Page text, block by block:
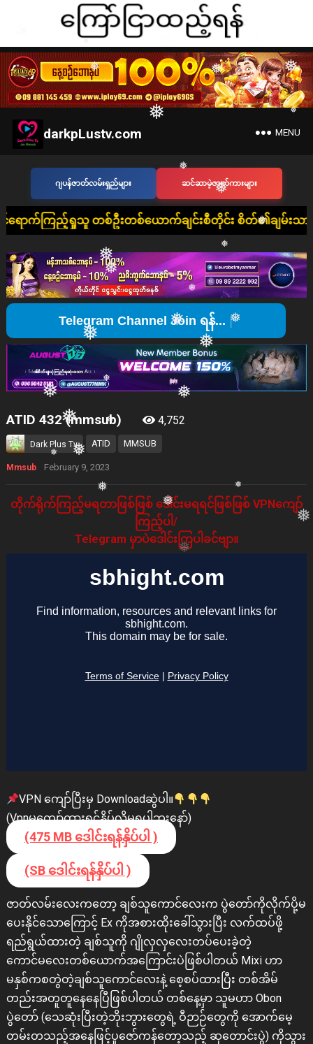
❅
❅
❅
❅
❅
❅
❅
❅
❅
❅
❅
❅
❅
❅
❅
❅
❅
❅
❅
❅ ❅
❅
❅
❅
darkpLustv.com MENU
ဂျပန်ဇာတ်လမ်းရှည်များ ဆင်ဆာမဲ့ဇာတ်ကားများ
တစ်ဦးတစ်ယောက်ချင်းစီတိုင်း စိတ်၏ချမ်းသာခြင်း၊ ကိုယ်၏ကျ
Tele
ATID 432 (mmsub) 4,752
Dark Plus Tv ATID MMSUB
Mmsub February 9, 2023
တိုက်ရိုက်ကြည့်မရတာဖြစ်ဖြစ် ဒေါင်းမရရင်ဖြစ်ဖြစ် VPNကျော်
ကြည့်ပါ/
Telegram မှာပဲဒေါင်းကြပါခင်ဗျာ။
VPN ကျော်ပြီးမှ Downloadဆွဲပါ။
(Vpnမကျော်ထားရင်နှိပ်လို့မရပါဘူးနော်)
(475 MB ဒေါင်းရန်နှိပ်ပါ )
(SB ဒေါင်းရန်နှိပ်ပါ )
ဇာတ်လမ်းလေးကတော့ ချစ်သူကောင်လေးက ပွဲတော်ကိုလိုက်ပို့မ
ပေးနိုင်သောကြောင့် Ex ကိုအစားထိုးခေါ်သွားပြီး လက်ထပ်ဖို့
ရည်ရွယ်ထားတဲ့ ချစ်သူကို ဂျိုလှလှလေးတပ်ပေးခဲ့တဲ့
ကောင်မလေးတစ်ယောက်အကြောင်းပဲဖြစ်ပါတယ် Mixi ဟာ
မနှစ်ကစတွဲတဲ့ချစ်သူကောင်လေးနဲ့ စေ့စပ်ထားပြီး တစ်အိမ်
တည်းအတူတူနေနေပြီဖြစ်ပါတယ် တစ်နေ့မှာ သူမဟာ Obon
ပွဲတော် (သေဆုံးပြီးတဲ့ဘိုးဘွားတွေရဲ့ ဝီဉာဉ်တွေကို အောက်မေ့
တမ်းတသည့်အနေဖြင့်ပူဇော်ကန်တော့သည့် ဆုတောင်းပွဲ) ကိုသွား